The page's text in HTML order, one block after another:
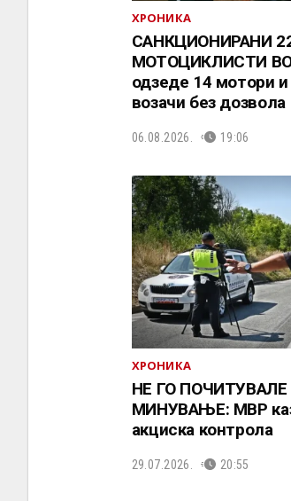
ХРОНИКА
САНКЦИОНИРАНИ
МОТОЦИКЛИСТИ
одзеде 14 мотори
возачи без дозвола
06.08.2026. 19:06
ХРОНИКА
НЕ ГО
МИНУВАЊЕ: МВР
акциска контрола
29.07.2026. 20:55